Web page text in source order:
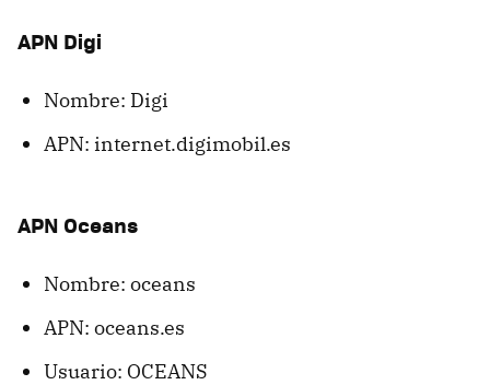
APN Digi
Nombre: Digi
APN: internet.digimobil.es
APN Oceans
Nombre: oceans
APN: oceans.es
Usuario: OCEANS